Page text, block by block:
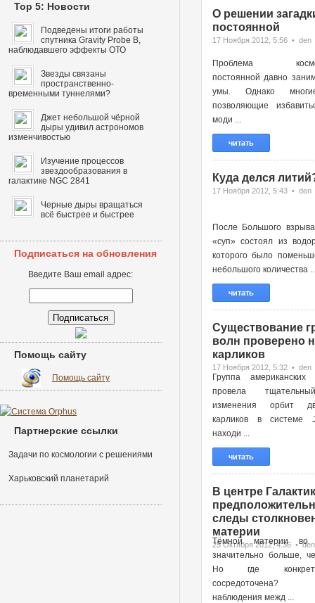
О решении
постоянной
17 Ноября 2012, 5:56 • den
Проблема
постоянной давно
умы. Однако
позволяющие
моди ...
читать
Куда делся
17 Ноября 2012, 5:43 • den
После Большого
«суп» состоял из
которого было
небольшого количества
читать
Существование
волн проверено
карликов
17 Ноября 2012, 5:32 • den
Группа американских
провела
изменения орбит
карликов в системе
находи ...
читать
В центре
следы
материи
25 Октября 2012, 4:36 • den
Тёмной материи во
значительно больше,
Но где
наблюдения межд ...
Top 5: Новости
Подведены итоги работы
спутника Gravity Probe B,
наблюдавшего эффекты ОТО
Звезды связаны
пространственно-
временными туннелями?
Джет небольшой чёрной
дыры удивил астрономов
изменчивостью
Изучение процессов
звездообразования в
галактике NGC 2841
Черные дыры вращаться
всё быстрее и быстрее
Подписаться на обновления
Введите Ваш email адрес:
Помощь сайту
Помощь сайту
Партнерские ссылки
Задачи по космологии с решениями
Харьковский планетарий